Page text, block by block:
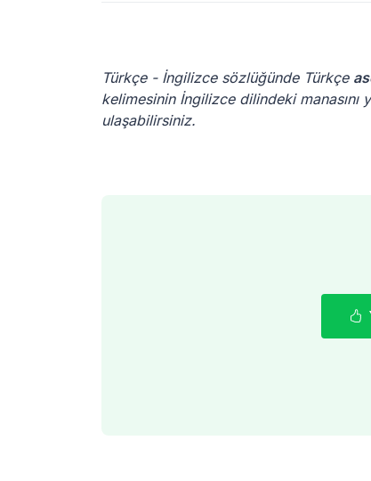
Türkçe - İngilizce sözlüğünde Türkçe
kelimesinin İngilizce dilindeki
ulaşabilirsiniz.